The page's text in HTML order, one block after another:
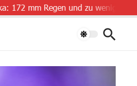
Regen und zu wenig Daten